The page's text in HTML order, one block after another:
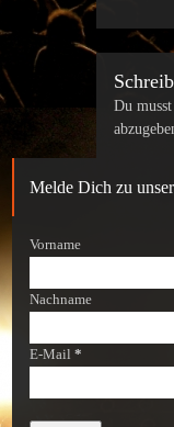
Du musst
Melde Dich zu
Vorname
Nachname
E-Mail *